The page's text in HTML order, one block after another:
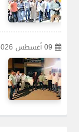
09 أغسطس 2026
رياضة